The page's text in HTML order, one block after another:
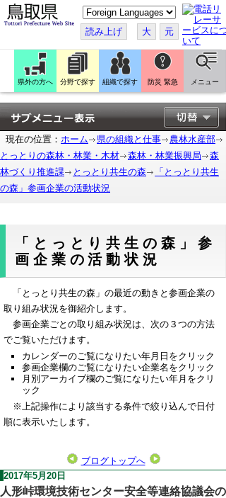
こ
の
ペ
ー
ジ
翻
訳
す
る
読み上げ 大 元
県外の方へ 分野で探す 組織で探す 防災 緊急 メニュー
現在の位置： ホーム 県の組織と仕事
農林水産部
とっとりの森林・林業・木材
森林・林業振興局
森
林づくり推進課
とっとり共生の森
「とっとり共生
の森」参画企業の活動状況
「とっとり共生の森」参
画企業の活動状況
「とっとり共生の森」の最近の動きと参画企業の
取り組み状況を御紹介します。
参画企業ごとの取り組み状況は、次の３つの方法
でご覧いただけます。
カレンダーのご覧になりたい年月日をクリック
参画企業欄のご覧になりたい企業名をクリック
月別アーカイブ欄のご覧になりたい年月をクリ
ック
※上記操作により該当する条件で絞り込んで日付
順に表示いたします。
ブログトップへ
2017年5月20日
人形峠環境技術センター安全等連絡協議会の